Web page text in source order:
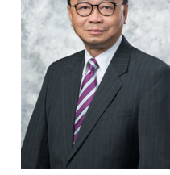
新亚影集
影片库
Staff Engagement
Alumni Connections